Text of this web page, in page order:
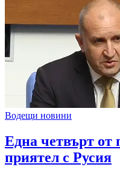
Водещи новини
Една четвърт от
приятел с Русия